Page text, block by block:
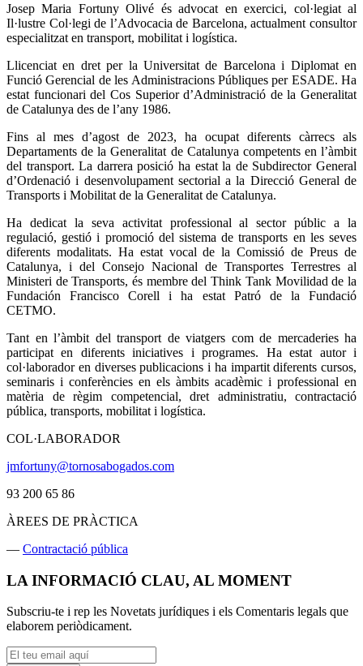
Josep Maria Fortuny Olivé és advocat en exercici, col·legiat al
Il·lustre Col·legi de l’Advocacia de Barcelona, actualment consultor
especialitzat en transport, mobilitat i logística.
Llicenciat en dret per la Universitat de Barcelona i Diplomat en
Funció Gerencial de les Administracions Públiques per ESADE. Ha
estat funcionari del Cos Superior d’Administració de la Generalitat
de Catalunya des de l’any 1986.
Fins al mes d’agost de 2023, ha ocupat diferents càrrecs als
Departaments de la Generalitat de Catalunya competents en l’àmbit
del transport. La darrera posició ha estat la de Subdirector General
d’Ordenació i desenvolupament sectorial a la Direcció General de
Transports i Mobilitat de la Generalitat de Catalunya.
Ha dedicat la seva activitat professional al sector públic a la
regulació, gestió i promoció del sistema de transports en les seves
diferents modalitats. Ha estat vocal de la Comissió de Preus de
Catalunya, i del Consejo Nacional de Transportes Terrestres al
Ministeri de Transports, és membre del Think Tank Movilidad de la
Fundación Francisco Corell i ha estat Patró de la Fundació
CETMO.
Tant en l’àmbit del transport de viatgers com de mercaderies ha
participat en diferents iniciatives i programes. Ha estat autor i
col·laborador en diverses publicacions i ha impartit diferents cursos,
seminaris i conferències en els àmbits acadèmic i professional en
matèria de règim competencial, dret administratiu, contractació
pública, transports, mobilitat i logística.
COL·LABORADOR
jmfortuny@tornosabogados.com
93 200 65 86
ÀREES DE PRÀCTICA
— Contractació pública
LA INFORMACIÓ CLAU, AL MOMENT
Subscriu-te i rep les Novetats jurídiques i els Comentaris legals que
elaborem periòdicament.